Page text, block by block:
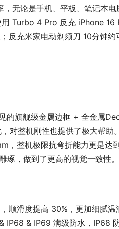
无论是手机、平板、笔记本
Turbo 4 Pro 反充 iPhone
充米家电动剃须刀 10分钟约
的旗舰级金属边框 + 全金属
对整机刚性也提供了极大帮
，整机极限抗弯折能力更是达
，做到了更高的视觉一致性。
顺滑度提高 30%，更加细腻
& IP69 满级防水，IP68